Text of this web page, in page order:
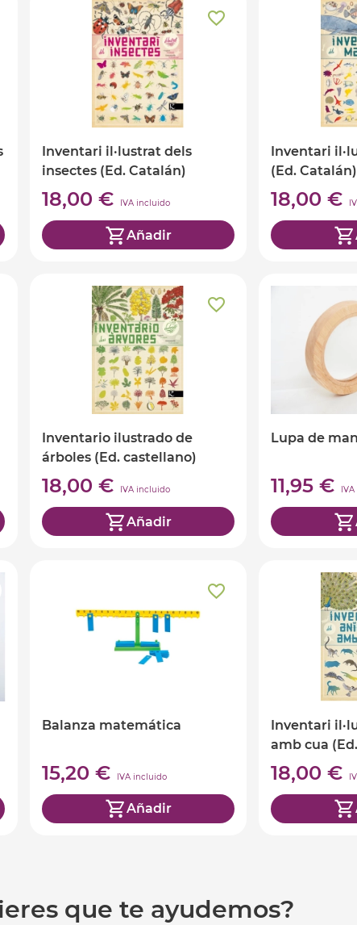
Inventari il·lustrat dels
insectes (Ed. Catalán)
18,00 € IVA incluido
Añadir
Inventari
(Ed. Catalán)
18,00 €
Inventario ilustrado de
árboles (Ed. castellano)
18,00 € IVA incluido
Añadir
Lupa de
11,95 €
Balanza matemática
15,20 € IVA incluido
Añadir
Inventari
amb cua
18,00 €
que te ayudemos?